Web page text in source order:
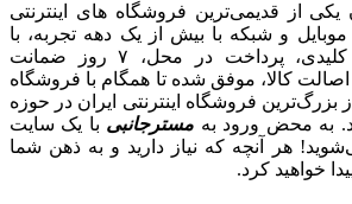
یکی از قدیمی‌ترین فروشگاه های اینترنتی
موبایل و شبکه با بیش از یک دهه تجربه، با
پایبندی به سه اصل کلیدی، پرداخت در محل، ۷ روز ضمانت
کالا، موفق شده تا همگام با فروشگاه‌
بزرگ‌ترین فروشگاه اینترنتی ایران در حوزه
به محض ورود به مسترجانبی با یک سایت
هر آنچه که نیاز دارید و به ذهن شما
خواهید کرد.